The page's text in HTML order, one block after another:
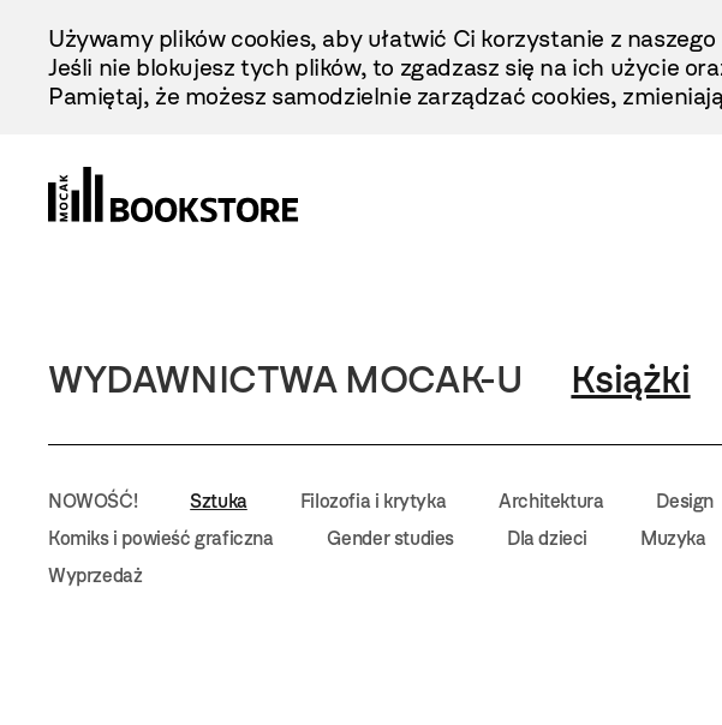
Treści
Używamy plików cookies, aby ułatwić Ci korzystanie z
Jeśli nie blokujesz tych plików, to zgadzasz się na ich użycie
Pamiętaj, że możesz samodzielnie zarządzać cookies,
WYDAWNICTWA MOCAK-U Książki
NOWOŚĆ! Sztuka Filozofia i krytyka Architektura Design
Komiks i powieść graficzna
Gender studies Dla dzieci Muzyka
Wyprzedaż